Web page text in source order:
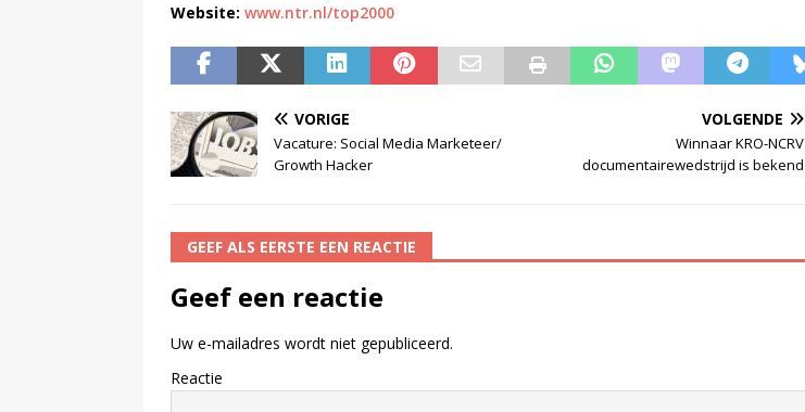
Website: www.ntr.nl/top2000
VORIGE
Vacature: Social Media Marketeer/
Growth Hacker
VOLGENDE
Winnaar KRO-NCRV
documentairewedstrijd is bekend
GEEF ALS EERSTE EEN REACTIE
Geef een reactie
Uw e-mailadres wordt niet gepubliceerd.
Reactie